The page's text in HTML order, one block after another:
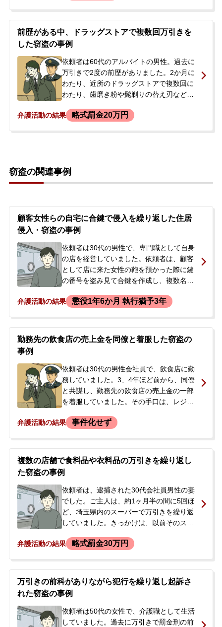
し、再度執行猶予を得ることを強く希望さ
れました。弁護士からは、控訴審で結果を
覆すことは極めて困難であるとの見通しを
伝えましたが、依頼者の強い意向を受け、
控訴審の弁護を引き受けることになりまし
た。
前歴がある中、ドラッグストアで複数回万引きを
した窃盗の事例
依頼者は60代のアルバイトの男性。過去に
万引きで2度の前歴がありました。2か月に
わたり、近所のドラッグストアで複数回に
わたり、歯磨き粉や髭剃りの替え刃など合
た。後日、警察から連絡があり聴取を受け
弁護活動の結果 略式罰金20万円
窃盗の関連事例
顧客女性らの自宅に合鍵で侵入を繰り返した住居
侵入・窃盗の事例
依頼者は30代の男性で、専門職として自身
の店を経営していました。依頼者は、顧客
として店に来た女性の鞄を預かった際に鍵
の番号を盗み見て合鍵を作成し、複数名の
ました。侵入した部屋では、下着などを用
た。ある日、いつものように侵入したとこ
ろ、帰宅した被害者と鉢合わせになり、そ
察による家宅捜索が行われ、依頼者は住居
侵入の容疑で逮捕されました。逮捕の知ら
せを受けたご家族が、当事務所に初回接見
を依頼され、弁護活動が開始されました。
弁護活動の結果 懲役1年6か月 執行猶予3年
勤務先の飲食店の売上金を同僚と着服した窃盗の
事例
依頼者は30代の男性会社員で、飲食店に勤
務していました。3、4年ほど前から、同僚
と共謀し、勤務先の飲食店の売上金の一部
を着服していました。その手口は、レジ締
見せかけた伝票を新たに作成してオーナー
したが、徐々にエスカレートし、多い時に
は1人1万円を超えることもありました。被
害総額は依頼者の認識で約400万円にのぼ
ると考えられていました。ある日、勤務先
に税務調査が入り、破棄した伝票の番号が
抜けていることが指摘されました。今後、
犯行が発覚する可能性が高いと判断した依
し、刑事事件になることを避けたいと考
金も用意している状況でした。
弁護活動の結果 事件化せず
複数の店舗で食料品や衣料品の万引きを繰り返し
た窃盗の事例
依頼者は、逮捕された30代会社員男性の妻
でした。ご主人は、約1ヶ月半の間に5回ほ
ど、埼玉県内のスーパーで万引きを繰り返
していました。きっかけは、以前そのスー
得がいかなかったことでした。事件当日
ど約4,200円相当を万引きしました。店を出
たところで警備員に取り押さえられ、現行
犯逮捕されました。警察の取調べに対し、
余罪も含めて全て認めていました。ご主人
には10年以上前に別の事件での前科があ
弁護活動の結果 略式罰金30万円
万引きの前科がありながら犯行を繰り返し起訴さ
れた窃盗の事例
依頼者は50代の女性で、介護職として生活
していました。過去に万引きで罰金刑の前